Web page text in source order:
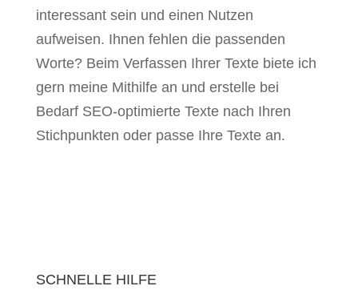
interessant sein und einen Nutzen
aufweisen. Ihnen fehlen die passenden
Worte? Beim Verfassen Ihrer Texte biete ich
gern meine Mithilfe an und erstelle bei
Bedarf SEO-optimierte Texte nach Ihren
Stichpunkten oder passe Ihre Texte an.
SCHNELLE HILFE